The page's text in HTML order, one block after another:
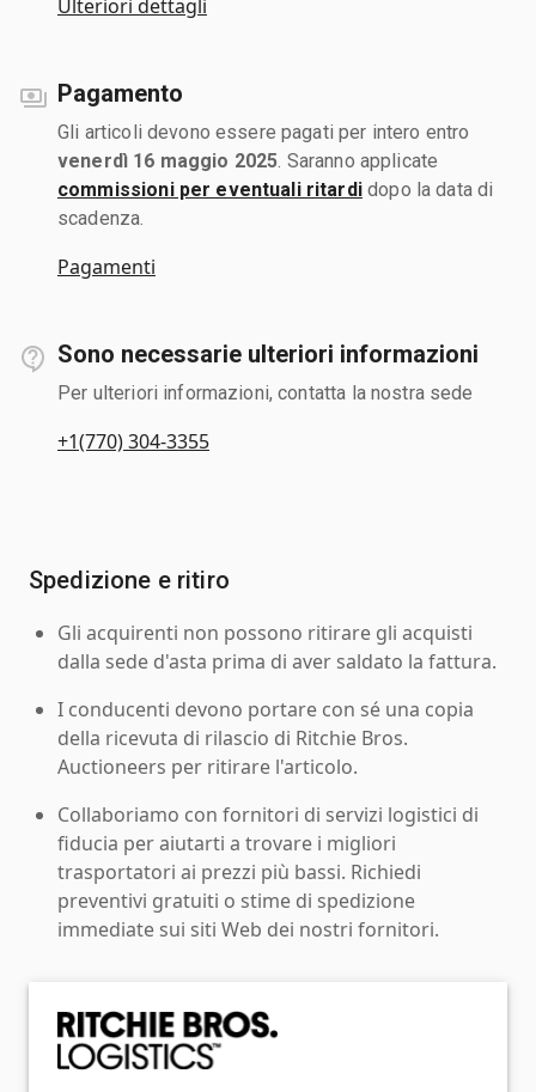
Ulteriori dettagli
Pagamento
Gli articoli devono essere pagati per intero entro
venerdì 16 maggio 2025 . Saranno applicate
commissioni per eventuali ritardidopo la data di
scadenza.
Pagamenti
Sono necessarie ulteriori informazioni
Per ulteriori informazioni, contatta la nostra sede
+1(770) 304-3355
Spedizione e ritiro
Gli acquirenti non possono ritirare gli acquisti
dalla sede d'asta prima di aver saldato la fattura.
I conducenti devono portare con sé una copia
della ricevuta di rilascio di Ritchie Bros.
Auctioneers per ritirare l'articolo.
Collaboriamo con fornitori di servizi logistici di
fiducia per aiutarti a trovare i migliori
trasportatori ai prezzi più bassi. Richiedi
preventivi gratuiti o stime di spedizione
immediate sui siti Web dei nostri fornitori.